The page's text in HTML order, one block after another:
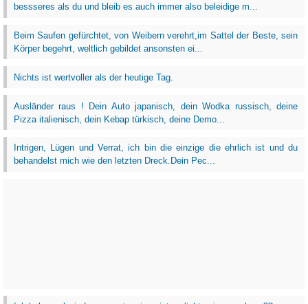
bessseres als du und bleib es auch immer also beleidige m...
Beim Saufen gefürchtet, von Weibern verehrt,im Sattel der Beste, sein
Körper begehrt, weltlich gebildet ansonsten ei...
Nichts ist wertvoller als der heutige Tag.
Ausländer raus ! Dein Auto japanisch, dein Wodka russisch, deine
Pizza italienisch, dein Kebap türkisch, deine Demo...
Intrigen, Lügen und Verrat, ich bin die einzige die ehrlich ist und du
behandelst mich wie den letzten Dreck.Dein Pec...